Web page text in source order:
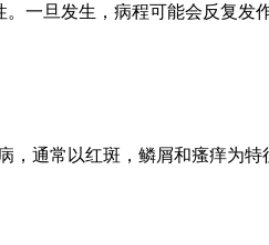
一旦发生，病程可能会反复发
，通常以红斑，鳞屑和瘙痒为